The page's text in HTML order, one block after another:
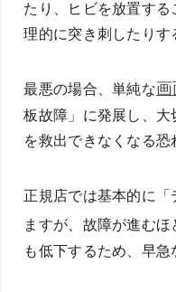
たり、ヒビを放置す
理的に突き刺したりす
最悪の場合、単純な
板故障」に発展し、
を救出できなくなる恐
正規店では基本的に「
ますが、故障が進むほ
も低下するため、早急